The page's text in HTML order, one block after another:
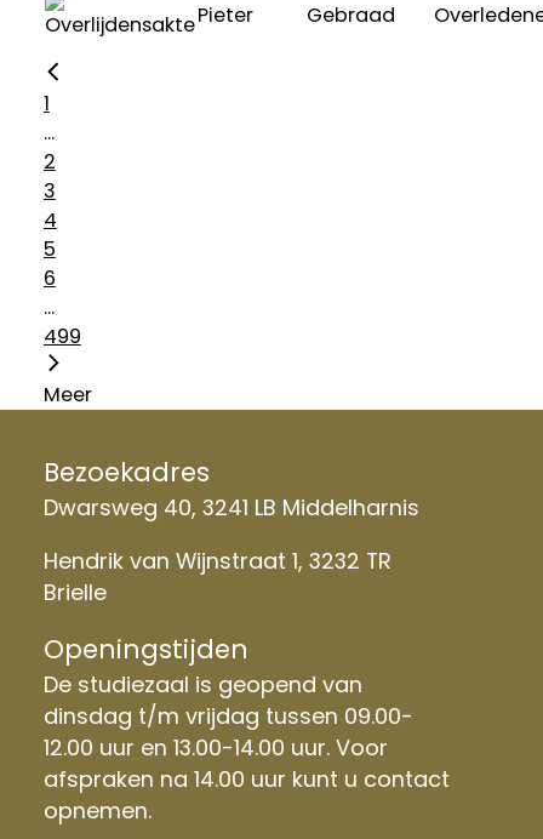
Pieter Gebraad
1
...
2
3
4
5
6
...
499
Meer
Bezoekadres
Dwarsweg 40, 3241 LB Middelharnis
Hendrik van Wijnstraat 1, 3232 TR
Brielle
Openingstijden
De studiezaal is geopend van
dinsdag t/m vrijdag tussen 09.00-
12.00 uur en 13.00-14.00 uur. Voor
afspraken na 14.00 uur kunt u contact
opnemen.